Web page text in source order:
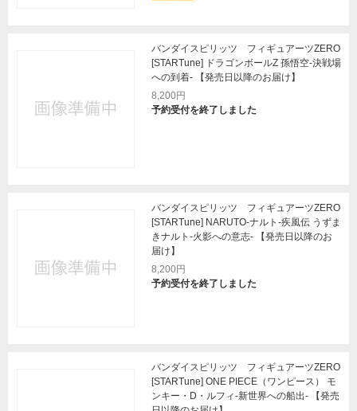
バンダイスピリッツ フィギュアーツZERO
[STARTune] ドラゴンボールZ 孫悟空-決戦場
への到着- 【発売日以降のお届け】
8,200円
予約受付を終了しました
バンダイスピリッツ フィギュアーツZERO
[STARTune] NARUTO-ナルト-疾風伝 うずま
きナルト-火影への意志- 【発売日以降のお
届け】
8,200円
予約受付を終了しました
バンダイスピリッツ フィギュアーツZERO
[STARTune] ONE PIECE（ワンピース） モ
ンキー・D・ルフィ-新世界への船出- 【発売